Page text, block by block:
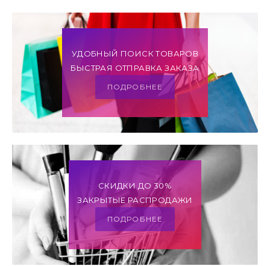
УДОБНЫЙ ПОИСК ТОВАРОВ
БЫСТРАЯ ОТПРАВКА ЗАКАЗА
ПОДРОБНЕЕ
СКИДКИ ДО 30%
ЗАКРЫТЫЕ РАСПРОДАЖИ
ПОДРОБНЕЕ